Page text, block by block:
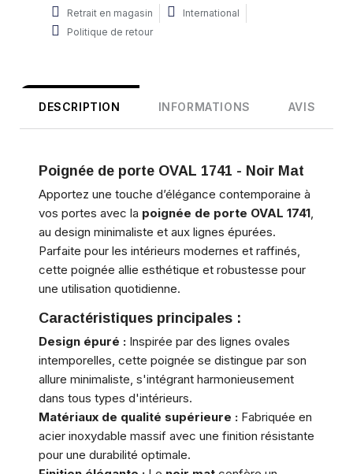
Retrait en magasin
International
Politique de retour
DESCRIPTION INFORMATIONS AVIS
Poignée de porte OVAL 1741 - Noir Mat
Apportez une touche d’élégance contemporaine à
vos portes avec la poignée de porte OVAL 1741,
au design minimaliste et aux lignes épurées.
Parfaite pour les intérieurs modernes et raffinés,
cette poignée allie esthétique et robustesse pour
une utilisation quotidienne.
Caractéristiques principales :
Design épuré : Inspirée par des lignes ovales
intemporelles, cette poignée se distingue par son
allure minimaliste, s'intégrant harmonieusement
dans tous types d'intérieurs.
Matériaux de qualité supérieure : Fabriquée en
acier inoxydable massif avec une finition résistante
pour une durabilité optimale.